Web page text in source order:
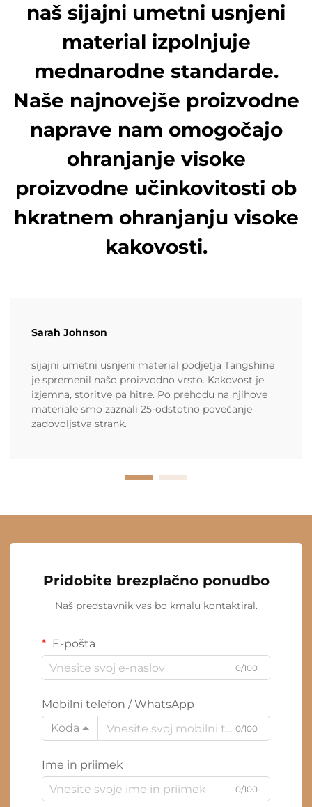
naš sijajni umetni usnjeni
material izpolnjuje
mednarodne standarde.
Naše najnovejše proizvodne
naprave nam omogočajo
ohranjanje visoke
proizvodne učinkovitosti ob
hkratnem ohranjanju visoke
kakovosti.
Sarah Johnson
sijajni umetni usnjeni material podjetja Tangshine
je spremenil našo proizvodno vrsto. Kakovost je
izjemna, storitve pa hitre. Po prehodu na njihove
materiale smo zaznali 25-odstotno povečanje
zadovoljstva strank.
Pridobite brezplačno ponudbo
Naš predstavnik vas bo kmalu kontaktiral.
E-pošta
0/100
Mobilni telefon / WhatsApp
Koda
0/100
Ime in priimek
0/100